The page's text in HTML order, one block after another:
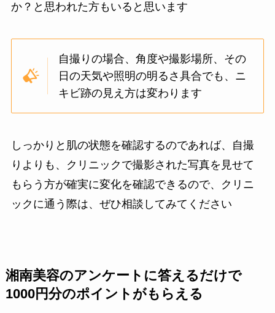
か？と思われた方もいると思います
自撮りの場合、角度や撮影場所、その
日の天気や照明の明るさ具合でも、ニ
キビ跡の見え方は変わります
しっかりと肌の状態を確認するのであれば、自撮
りよりも、クリニックで撮影された写真を見せて
もらう方が確実に変化を確認できるので、クリニ
ックに通う際は、ぜひ相談してみてください
湘南美容のアンケートに答えるだけで
1000円分のポイントがもらえる